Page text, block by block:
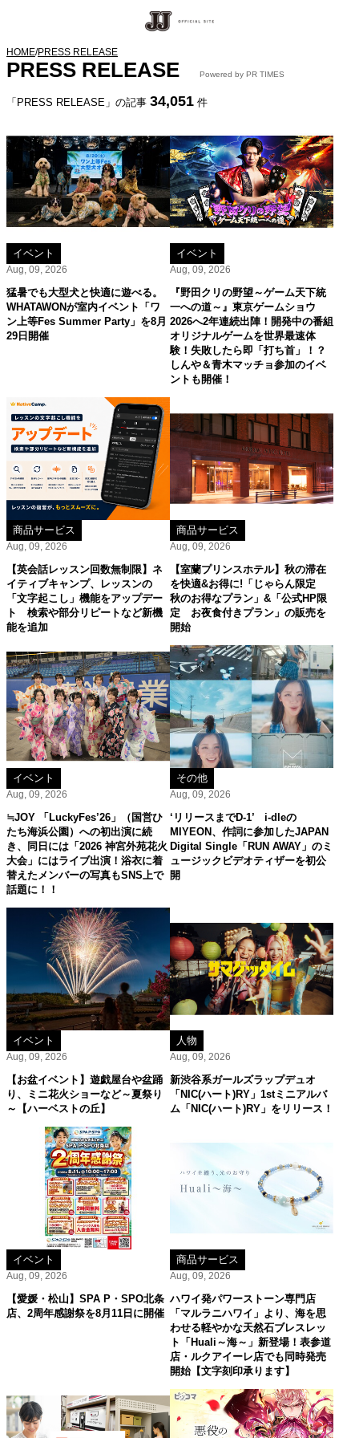
HOME/PRESS RELEASE
PRESS RELEASE Powered by PR TIMES
「PRESS RELEASE」の記事 34,051 件
イベント
Aug, 09, 2026
猛暑でも大型犬と快適に遊べる。
WHATAWONが室内イベント「ワ
ン上等Fes Summer Party」を8月
29日開催
イベント
Aug, 09, 2026
『野田クリの野望～ゲーム天下統
一への道～』東京ゲームショウ
2026へ2年連続出陣！開発中の番組
オリジナルゲームを世界最速体
験！失敗したら即「打ち首」！？
しんや＆青木マッチョ参加のイベ
ントも開催！
商品サービス
Aug, 09, 2026
【英会話レッスン回数無制限】ネ
イティブキャンプ、レッスンの
「文字起こし」機能をアップデー
ト 検索や部分リピートなど新機
能を追加
商品サービス
Aug, 09, 2026
【室蘭プリンスホテル】秋の滞在
を快適&お得に!「じゃらん限定
秋のお得なプラン」&「公式HP限
定 お夜食付きプラン」の販売を
開始
イベント
Aug, 09, 2026
≒JOY 「LuckyFes’26」（国営ひ
たち海浜公園）への初出演に続
き、同日には「2026 神宮外苑花火
大会」にはライブ出演！浴衣に着
替えたメンバーの写真もSNS上で
話題に！！
その他
Aug, 09, 2026
‘リリースまでD-1’ i-dleの
MIYEON、作詞に参加したJAPAN
Digital Single「RUN AWAY」のミ
ュージックビデオティザーを初公
開
イベント
Aug, 09, 2026
【お盆イベント】遊戯屋台や盆踊
り、ミニ花火ショーなど～夏祭り
～【ハーベストの丘】
人物
Aug, 09, 2026
新渋谷系ガールズラップデュオ
「NIC(ハート)RY」1stミニアルバ
ム「NIC(ハート)RY」をリリース！
イベント
Aug, 09, 2026
【愛媛・松山】SPA P・SPO北条
店、2周年感謝祭を8月11日に開催
商品サービス
Aug, 09, 2026
ハワイ発パワーストーン専門店
「マルラニハワイ」より、海を思
わせる軽やかな天然石ブレスレッ
ト「Huali～海～」新登場！表参道
店・ルクアイーレ店でも同時発売
開始【文字刻印承ります】